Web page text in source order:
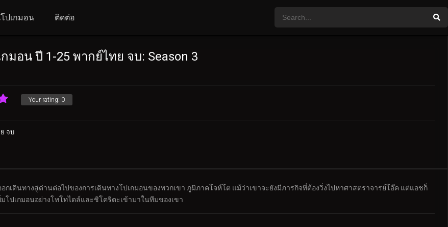
ปเกมอน ติดต่อ
มอน ปี 1-25 พากย์ไทย จบ: Season 3
Your rating: 0
จบ
เดินทางสู่ด่านต่อไปของการเดินทางโปเกมอนของพวกเขา ภูมิภาคโจห์โต แม้ว่าเขาจะยังมีภารกิจที่ต้องวิ่งไปหาศาสตราจารย์โอ๊ค แต่แอชก็
ปเกมอนอย่างโทโทไดล์และชิโคริตะเข้ามาในทีมของเขา